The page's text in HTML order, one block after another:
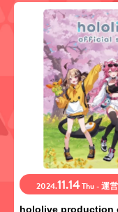
2024.11.14Thu - 運
hololive production